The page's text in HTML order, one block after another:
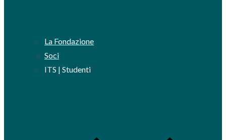
La Fondazione
Soci
ITS | Studenti